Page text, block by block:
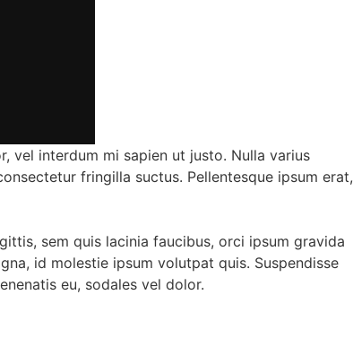
vel interdum mi sapien ut justo. Nulla varius
fringilla suctus. Pellentesque ipsum erat,
sem quis lacinia faucibus, orci ipsum gravida
id molestie ipsum volutpat quis. Suspendisse
eu, sodales vel dolor.